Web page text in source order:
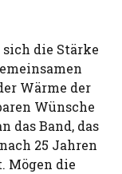
die Stärke
Wärme der
Wünsche
das Band, das
25 Jahren
Mögen die